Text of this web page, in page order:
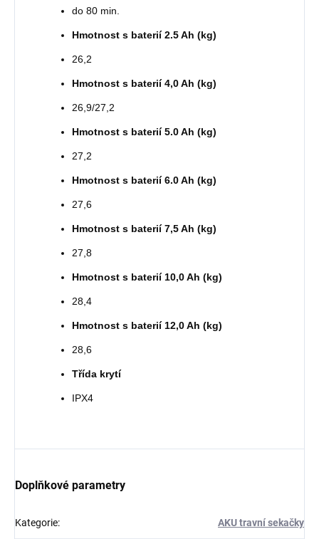
do 80 min.
Hmotnost s baterií 2.5 Ah (kg)
26,2
Hmotnost s baterií 4,0 Ah (kg)
26,9/27,2
Hmotnost s baterií 5.0 Ah (kg)
27,2
Hmotnost s baterií 6.0 Ah (kg)
27,6
Hmotnost s baterií 7,5 Ah (kg)
27,8
Hmotnost s baterií 10,0 Ah (kg)
28,4
Hmotnost s baterií 12,0 Ah (kg)
28,6
Třída krytí
IPX4
Doplňkové parametry
Kategorie: AKU travní sekačky